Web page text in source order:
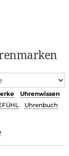
Uhrenwissen
Uhrenbuch